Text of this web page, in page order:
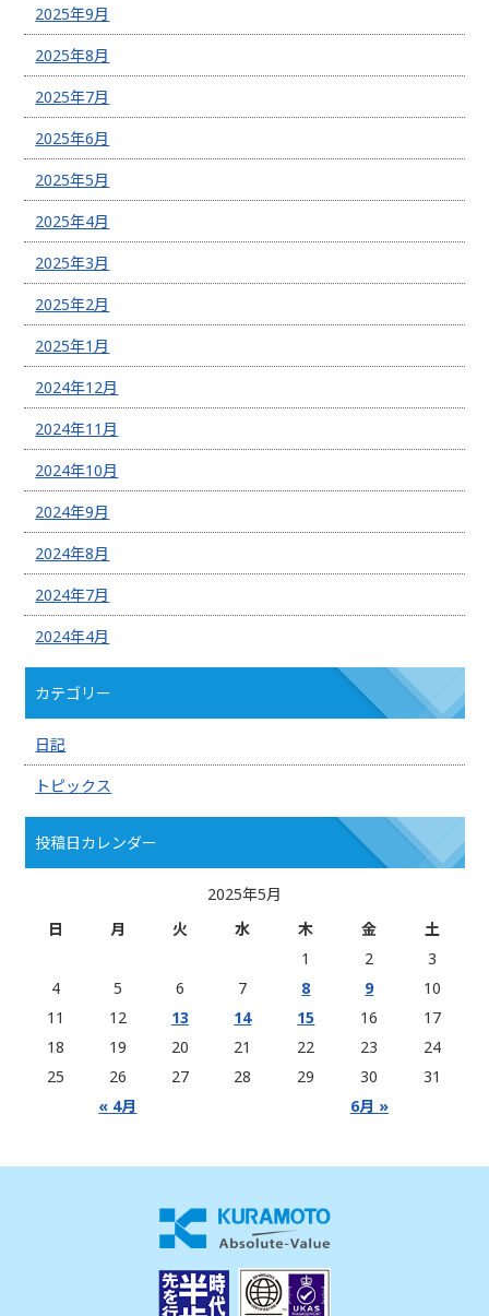
2025年9月
2025年8月
2025年7月
2025年6月
2025年5月
2025年4月
2025年3月
2025年2月
2025年1月
2024年12月
2024年11月
2024年10月
2024年9月
2024年8月
2024年7月
2024年4月
カテゴリー
日記
トピックス
投稿日カレンダー
2025年5月
日
月 火 水 木 金 土
« 4月 6月 »
1 2
3
4
5 6 7 8 9
10
11
12 13 14 15 16
17
18
19 20 21 22 23
24
25
26 27 28 29 30 31